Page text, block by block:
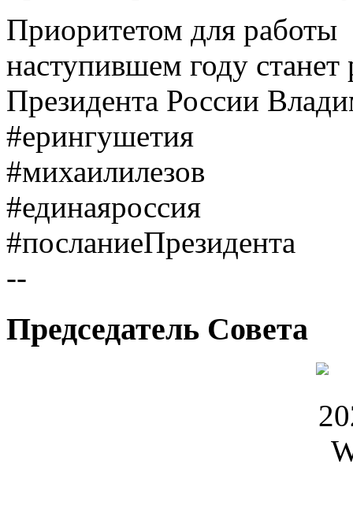
Приоритетом для работы
наступившем году
Президента России
#ерингушетия
#михаилилезов
#единаяроссия
#посланиеПрезидента
--
Председатель Совета